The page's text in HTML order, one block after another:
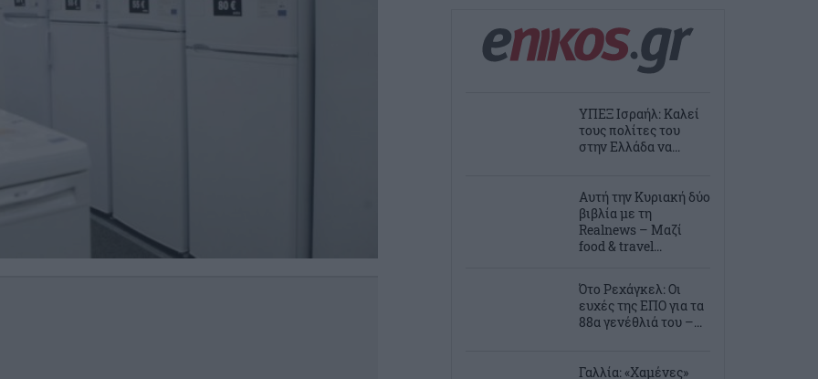
ΥΠΕΞ Ισραήλ: Καλεί
τους πολίτες του
στην Ελλάδα να...
Αυτή την Κυριακή δύο
βιβλία με τη
Realnews – Μαζί
food & travel...
Ότο Ρεχάγκελ: Οι
ευχές της EΠΟ για τα
88α γενέθλιά του –...
Γαλλία: «Χαμένες»